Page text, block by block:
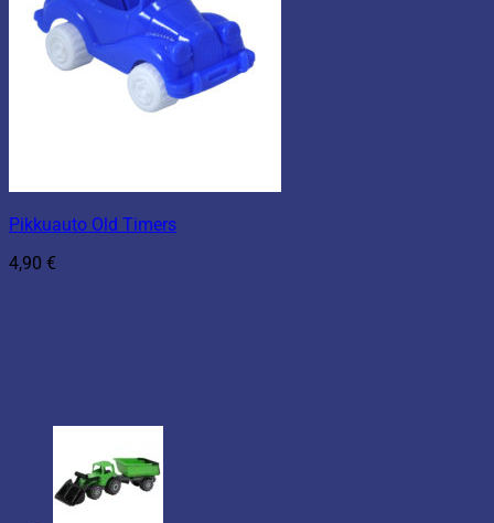
Pikkuauto Old Timers
4,90 €